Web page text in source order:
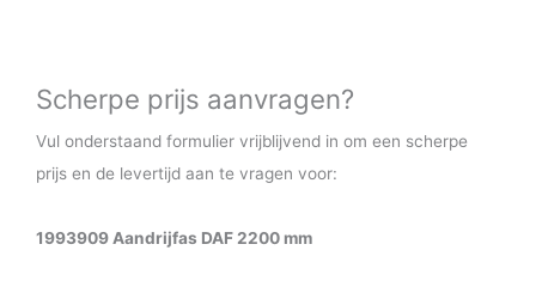
Scherpe prijs aanvragen?
Vul onderstaand formulier vrijblijvend in om een scherpe
prijs en de levertijd aan te vragen voor:
1993909 Aandrijfas DAF 2200 mm